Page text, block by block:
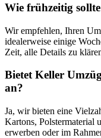
Wie frühzeitig
Wir empfehlen, Ihren
idealerweise einige
Zeit, alle Details zu
Bietet Keller
an?
Ja, wir bieten eine
Kartons, Polstermaterial
erwerben oder im